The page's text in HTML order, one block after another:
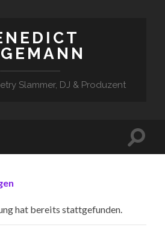
Slammer, DJ & Produzent
hat bereits stattgefunden.